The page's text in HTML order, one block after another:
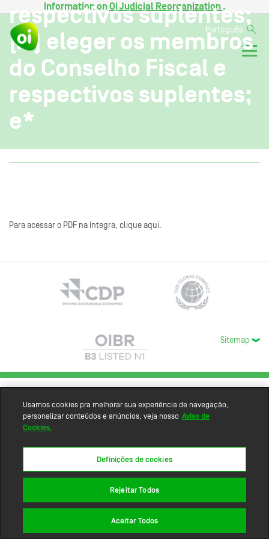
Information onOi Judicial Reorganization .
Português
respectivos suplentes;
(iv) eleger os membros
do Conselho Fiscal e
respectivos suplentes;
e*
Para acessar o PDF na íntegra, clique aqui.
Sitemap
Usamos cookies pra melhorar sua experiência de navegação,
personalizar conteúdos e anúncios, veja nosso Aviso de
Cookies.
Definições de cookies
Rejeitar Todos
Aceitar Todos